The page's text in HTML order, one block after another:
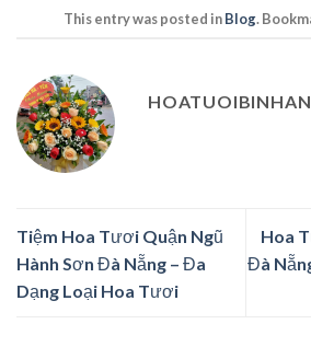
This entry was posted inBlog.
HOATUOIBINHAN
Tiệm Hoa Tươi Quận Ngũ
Hành Sơn Đà Nẵng – Đa
Dạng Loại Hoa Tươi
Hoa
Đà